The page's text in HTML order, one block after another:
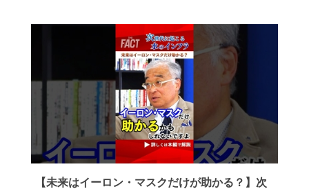
【未来はイーロン・マスクだけが助かる？】次